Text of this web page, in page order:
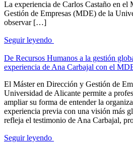
La experiencia de Carlos Castaño en el
Gestión de Empresas (MDE) de la
observar […]
Seguir leyendo
De Recursos Humanos a la gestión
experiencia de Ana Carbajal con el
El Máster en Dirección y Gestión de
Universidad de Alicante permite a
ampliar su forma de entender la
experiencia previa con una visión más
refleja el testimonio de Ana Carbajal,
Seguir leyendo